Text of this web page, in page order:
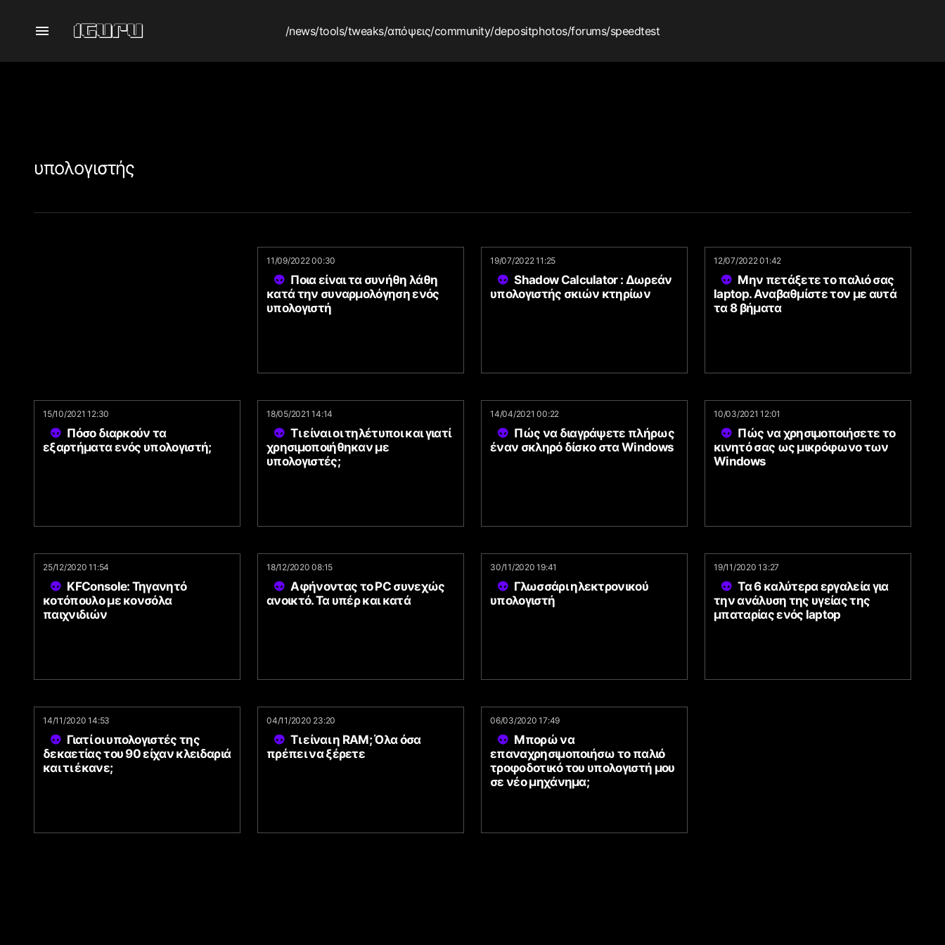
/news/tools/tweaks/απόψεις/community/depositphotos/forums/speedtest
υπολογιστής
11/09/2022 00:30
Ποια είναι τα συνήθη λάθη
κατά την συναρμολόγηση ενός
υπολογιστή
19/07/2022 11:25
Shadow Calculator : Δωρεάν
υπολογιστής σκιών κτηρίων
12/07/2022 01:42
Μην πετάξετε το παλιό σας
laptop. Αναβαθμίστε τον με αυτά
τα 8 βήματα
15/10/2021 12:30
Πόσο διαρκούν τα
εξαρτήματα ενός υπολογιστή;
18/05/2021 14:14
Τι είναι οι τηλέτυποι και γιατί
χρησιμοποιήθηκαν με
υπολογιστές;
14/04/2021 00:22
Πώς να διαγράψετε πλήρως
έναν σκληρό δίσκο στα Windows
10/03/2021 12:01
Πώς να χρησιμοποιήσετε το
κινητό σας ως μικρόφωνο των
Windows
25/12/2020 11:54
KFConsole: Τηγανητό
κοτόπουλο με κονσόλα
παιχνιδιών
18/12/2020 08:15
Αφήνοντας το PC συνεχώς
ανοικτό. Τα υπέρ και κατά
30/11/2020 19:41
Γλωσσάρι ηλεκτρονικού
υπολογιστή
19/11/2020 13:27
Τα 6 καλύτερα εργαλεία για
την ανάλυση της υγείας της
μπαταρίας ενός laptop
14/11/2020 14:53
Γιατί οι υπολογιστές της
δεκαετίας του 90 είχαν κλειδαριά
και τι έκανε;
04/11/2020 23:20
Τι είναι η RAM; Όλα όσα
πρέπει να ξέρετε
06/03/2020 17:49
Μπορώ να
επαναχρησιμοποιήσω το παλιό
τροφοδοτικό του υπολογιστή μου
σε νέο μηχάνημα;